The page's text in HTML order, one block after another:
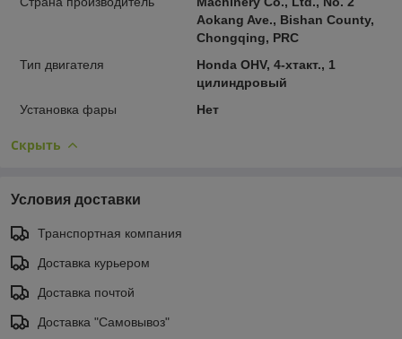
Aokang Ave., Bishan County,
Chongqing, PRC
Тип двигателя
Honda OHV, 4-хтакт., 1
цилиндровый
Установка фары
Нет
Скрыть
Условия доставки
Транспортная компания
Доставка курьером
Доставка почтой
Доставка "Самовывоз"